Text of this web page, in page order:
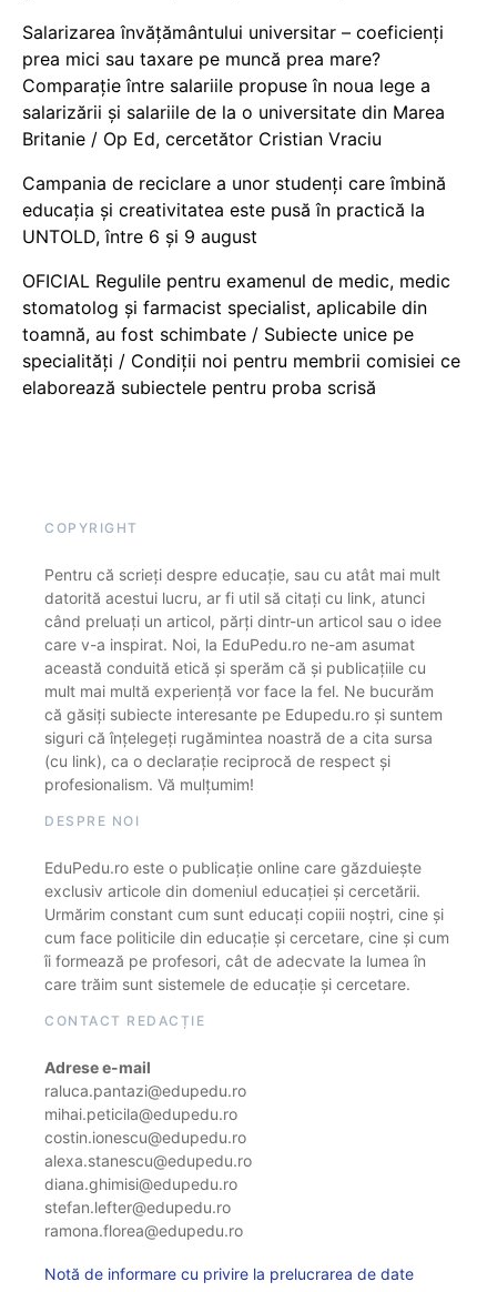
Salarizarea învățământului universitar – coeficienți
prea mici sau taxare pe muncă prea mare?
Comparație între salariile propuse în noua lege a
salarizării și salariile de la o universitate din Marea
Britanie / Op Ed, cercetător Cristian Vraciu
Campania de reciclare a unor studenți care îmbină
educația și creativitatea este pusă în practică la
UNTOLD, între 6 și 9 august
OFICIAL Regulile pentru examenul de medic, medic
stomatolog și farmacist specialist, aplicabile din
toamnă, au fost schimbate / Subiecte unice pe
specialități / Condiții noi pentru membrii comisiei ce
elaborează subiectele pentru proba scrisă
COPYRIGHT
Pentru că scrieți despre educație, sau cu atât mai mult
datorită acestui lucru, ar fi util să citați cu link, atunci
când preluați un articol, părți dintr-un articol sau o idee
care v-a inspirat. Noi, la EduPedu.ro ne-am asumat
această conduită etică și sperăm că și publicațiile cu
mult mai multă experiență vor face la fel. Ne bucurăm
că găsiți subiecte interesante pe Edupedu.ro și suntem
siguri că înțelegeți rugămintea noastră de a cita sursa
(cu link), ca o declarație reciprocă de respect și
profesionalism. Vă mulțumim!
DESPRE NOI
EduPedu.ro este o publicație online care găzduiește
exclusiv articole din domeniul educației și cercetării.
Urmărim constant cum sunt educați copiii noștri, cine și
cum face politicile din educație și cercetare, cine și cum
îi formează pe profesori, cât de adecvate la lumea în
care trăim sunt sistemele de educație și cercetare.
CONTACT REDACȚIE
Adrese e-mail
raluca.pantazi@edupedu.ro
mihai.peticila@edupedu.ro
costin.ionescu@edupedu.ro
alexa.stanescu@edupedu.ro
diana.ghimisi@edupedu.ro
stefan.lefter@edupedu.ro
ramona.florea@edupedu.ro
Notă de informare cu privire la prelucrarea de date